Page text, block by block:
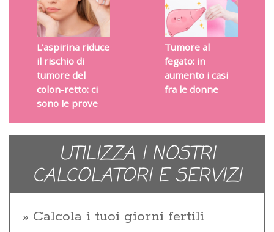
L’aspirina riduce
il rischio di
tumore del
colon-retto: ci
sono le prove
Tumore al
fegato: in
aumento i casi
fra le donne
UTILIZZA I NOSTRI
CALCOLATORI E SERVIZI
Calcola i tuoi giorni fertili